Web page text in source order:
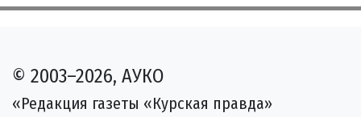
© 2003–2026, АУКО
«Редакция газеты «Курская правда»